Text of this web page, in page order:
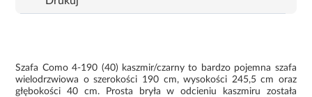
Szafa Como 4-190 (40) kaszmir/czarny to bardzo pojemna szafa
wielodrzwiowa o szerokości 190 cm, wysokości 245,5 cm oraz
głębokości 40 cm. Prosta bryła w odcieniu kaszmiru została